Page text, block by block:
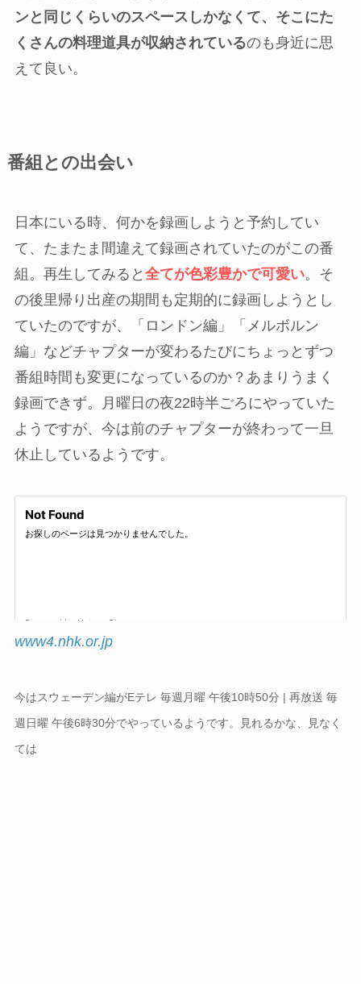
ンと同じくらいのスペースしかなくて、そこにた
くさんの料理道具が収納されているのも身近に思
えて良い。
番組との出会い
日本にいる時、何かを録画しようと予約してい
て、たまたま間違えて録画されていたのがこの番
組。再生してみると 全てが色彩豊かで可愛い。そ
の後里帰り出産の期間も定期的に録画しようとし
ていたのですが、「ロンドン編」「メルボルン
編」などチャプターが変わるたびにちょっとずつ
番組時間も変更になっているのか？あまりうまく
録画できず。月曜日の夜22時半ごろにやっていた
ようですが、今は前のチャプターが終わって一旦
休止しているようです。
www4.nhk.or.jp
今はスウェーデン編がEテレ 毎週月曜 午後10時50分 | 再放送 毎
週日曜 午後6時30分でやっているようです。見れるかな、見なく
ては